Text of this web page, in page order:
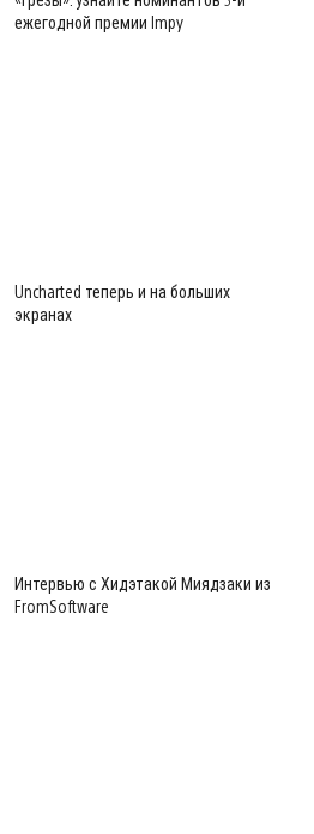
ежегодной премии Impy
Uncharted теперь и на больших
экранах
Интервью с Хидэтакой Миядзаки из
FromSoftware